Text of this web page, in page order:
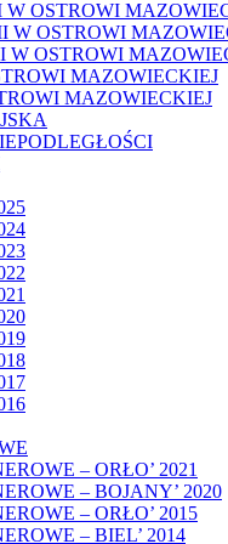
W OSTROWI
W OSTROWI
W OSTROWI
MAZOWIECKIEJ
MAZOWIECKIEJ
– ORŁO’ 2021
– BOJANY’ 2020
– ORŁO’ 2015
– BIEL’ 2014